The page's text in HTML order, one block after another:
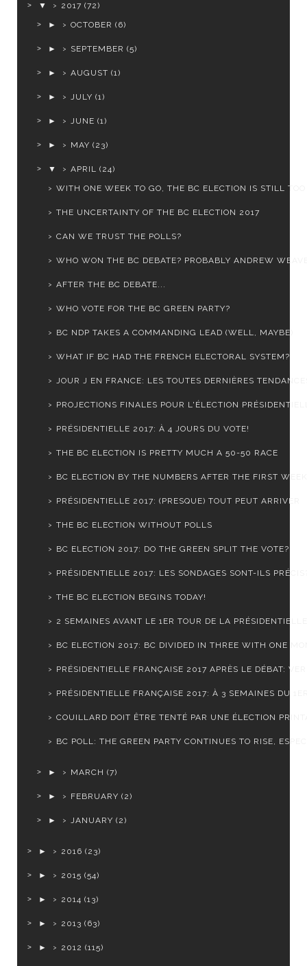
▼ 2017 (72)
►
OCTOBER (6)
► SEPTEMBER (5)
► AUGUST (1)
► JULY (1)
► JUNE (1)
► MAY (23)
▼ APRIL (24)
WITH ONE WEEK TO GO, THE BC ELECTION IS STILL
THE UNCERTAINTY OF THE BC ELECTION 2017
CAN WE TRUST THE POLLS?
WHO WON THE BC DEBATE? PROBABLY ANDREW
AFTER THE BC DEBATE...
WHO VOTE FOR THE BC GREEN PARTY?
BC NDP TAKES A COMMANDING LEAD (WELL, MAYBE)
WHAT IF BC HAD THE FRENCH ELECTORAL SYSTEM?
JOUR J EN FRANCE: LES TOUTES DERNIÈRES
PROJECTIONS FINALES POUR L'ÉLECTION
PRÉSIDENTIELLE 2017: À 4 JOURS DU VOTE!
THE BC ELECTION IS PRETTY MUCH A 50-50 RACE
BC ELECTION BY THE NUMBERS AFTER THE FIRST WEEK
PRÉSIDENTIELLE 2017: (PRESQUE) TOUT PEUT ARRIVER
THE BC ELECTION WITHOUT POLLS
BC ELECTION 2017: DO THE GREEN SPLIT THE VOTE?
PRÉSIDENTIELLE 2017: LES SONDAGES SONT-ILS
THE BC ELECTION BEGINS TODAY!
2 SEMAINES AVANT LE 1ER TOUR DE LA
BC ELECTION 2017: BC DIVIDED IN THREE WITH ONE
PRÉSIDENTIELLE FRANÇAISE 2017 APRÈS LE DÉBAT:
PRÉSIDENTIELLE FRANÇAISE 2017: À 3 SEMAINES DU
COUILLARD DOIT ÊTRE TENTÉ PAR UNE ÉLECTION
BC POLL: THE GREEN PARTY CONTINUES TO RISE,
► MARCH (7)
► FEBRUARY (2)
► JANUARY (2)
► 2016 (23)
► 2015 (54)
► 2014 (13)
► 2013 (63)
► 2012 (115)